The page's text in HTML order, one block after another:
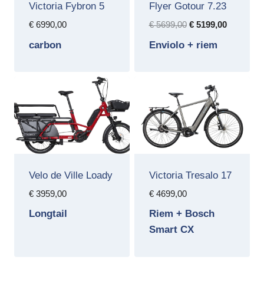
Victoria Fybron 5
€6990,00
carbon
Flyer Gotour 7.23
€5699,00 Oorspronkelijke
was:
€5199,00Huidige
Enviolo + riem
Velo de Ville Loady
€3959,00
Longtail
Victoria Tresalo 17
€4699,00
Riem + Bosch
Smart CX